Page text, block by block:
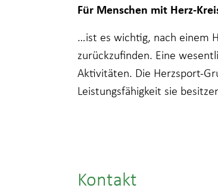
Für Menschen mit Herz-
…ist es wichtig, nach einem
zurückzufinden. Eine
Aktivitäten. Die Herzsport-
Leistungsfähigkeit sie
Kontakt